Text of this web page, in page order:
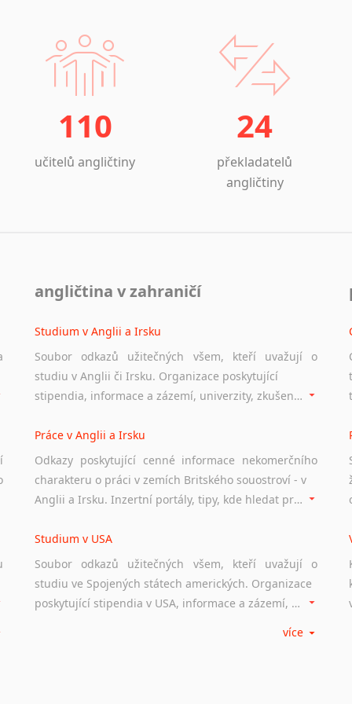
110
učitelů angličtiny
24
překladatelů
angličtiny
angličtina v zahraničí
Studium v Anglii a Irsku
Soubor odkazů užitečných všem, kteří uvažují o
studiu v Anglii či Irsku. Organizace poskytující
stipendia, informace a zázemí, univerzity, zkušenosti studentů.
Práce v Anglii a Irsku
Odkazy poskytující cenné informace nekomerčního
charakteru o práci v zemích Britského souostroví - v
Anglii a Irsku. Inzertní portály, tipy, kde hledat práci na internetu případně osobní zkušenosti ostatních.
Studium v USA
Soubor odkazů užitečných všem, kteří uvažují o
studiu ve Spojených státech amerických. Organizace
poskytující stipendia v USA, informace a zázemí, univerzity i zkušenosti studentů.
více